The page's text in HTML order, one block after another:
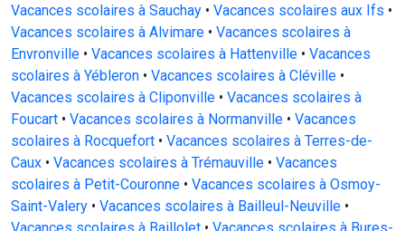
Vacances scolaires à Sauchay • Vacances scolaires aux Ifs •
Vacances scolaires à Alvimare • Vacances scolaires à
Envronville • Vacances scolaires à Hattenville • Vacances
scolaires à Yébleron • Vacances scolaires à Cléville •
Vacances scolaires à Cliponville • Vacances scolaires à
Foucart • Vacances scolaires à Normanville • Vacances
scolaires à Rocquefort • Vacances scolaires à Terres-de-
Caux • Vacances scolaires à Trémauville • Vacances
scolaires à Petit-Couronne • Vacances scolaires à Osmoy-
Saint-Valery • Vacances scolaires à Bailleul-Neuville •